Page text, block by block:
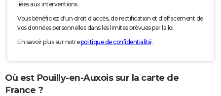
liées aux interventions.
Vous bénéficiez d'un droit d'accès, de rectification et d'effacement de
vos données personnelles dans les limites prévues par la loi.
En savoir plus sur notrepolitique de confidentialité.
Où est Pouilly-en-Auxois sur la carte de
France ?